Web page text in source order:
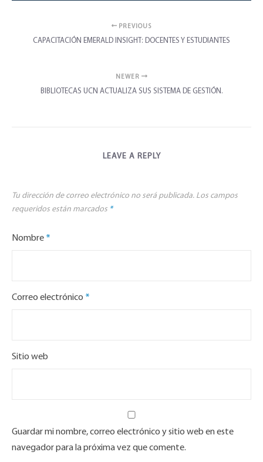
PREVIOUS
CAPACITACIÓN EMERALD INSIGHT: DOCENTES Y ESTUDIANTES
NEWER
BIBLIOTECAS UCN ACTUALIZA SUS SISTEMA DE GESTIÓN.
LEAVE A REPLY
Tu dirección de correo electrónico no será publicada. Los campos
requeridos están marcados *
Nombre *
Correo electrónico *
Sitio web
Guardar mi nombre, correo electrónico y sitio web en este
navegador para la próxima vez que comente.